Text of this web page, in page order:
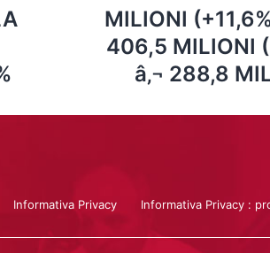
MILIONI
406,5 MILIONI
â‚¬ 288,8
Informativa Privacy Informativa Privacy :